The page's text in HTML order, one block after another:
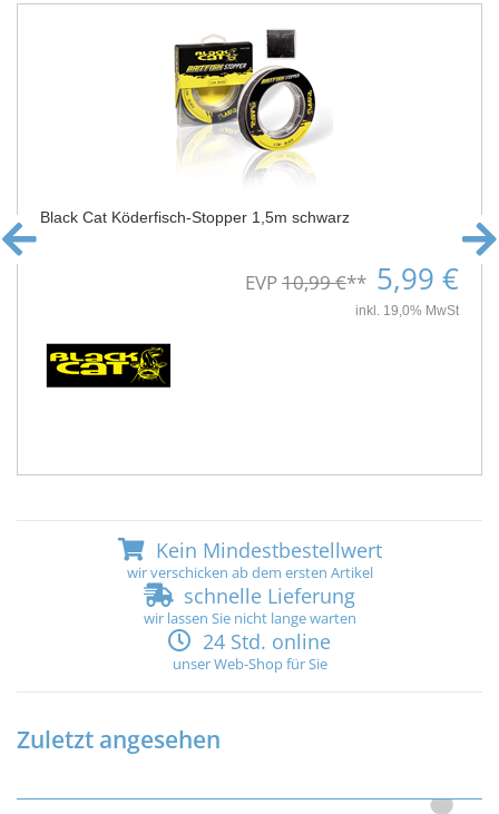
Black Cat Köderfisch-Stopper 1,5m schwarz
EVP10,99 €** 5,99 €
inkl. 19,0% MwSt
Kein Mindestbestellwert
wir verschicken ab dem ersten Artikel
schnelle Lieferung
wir lassen Sie nicht lange warten
24 Std. online
unser Web-Shop für Sie
Zuletzt angesehen